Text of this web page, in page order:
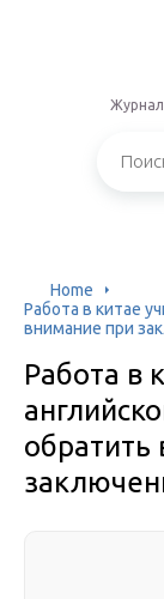
Журнал
Home
Работа в китае
внимание при
Работа в
обратить